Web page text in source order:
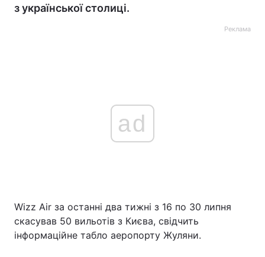
Головна Війна
з української столиці.
Реклама
ad
Wizz Air за останні два тижні з 16 по 30 липня
скасував 50 вильотів з Києва, свідчить
інформаційне табло аеропорту Жуляни.